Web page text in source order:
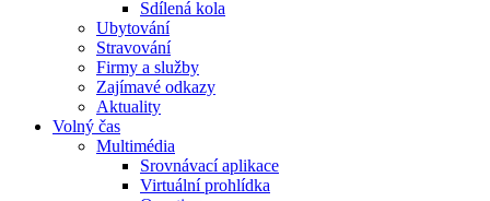
Sdílená kola
Ubytování
Stravování
Firmy a služby
Zajímavé odkazy
Aktuality
Volný čas
Multimédia
Srovnávací aplikace
Virtuální prohlídka